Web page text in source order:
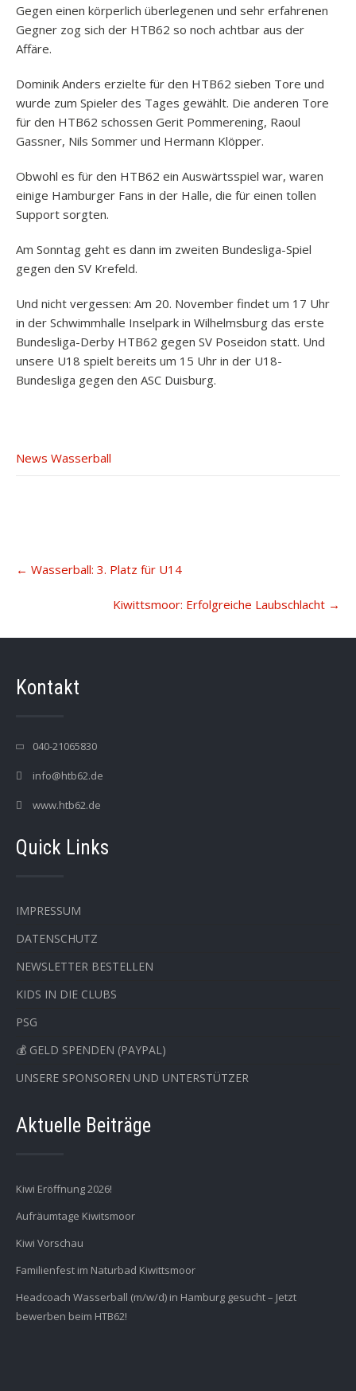
Gegen einen körperlich überlegenen und sehr erfahrenen
Gegner zog sich der HTB62 so noch achtbar aus der
Affäre.
Dominik Anders erzielte für den HTB62 sieben Tore und
wurde zum Spieler des Tages gewählt. Die anderen Tore
für den HTB62 schossen Gerit Pommerening, Raoul
Gassner, Nils Sommer und Hermann Klöpper.
Obwohl es für den HTB62 ein Auswärtsspiel war, waren
einige Hamburger Fans in der Halle, die für einen tollen
Support sorgten.
Am Sonntag geht es dann im zweiten Bundesliga-Spiel
gegen den SV Krefeld.
Und nicht vergessen: Am 20. November findet um 17 Uhr
in der Schwimmhalle Inselpark in Wilhelmsburg das erste
Bundesliga-Derby HTB62 gegen SV Poseidon statt. Und
unsere U18 spielt bereits um 15 Uhr in der U18-
Bundesliga gegen den ASC Duisburg.
News Wasserball
navigation
← Wasserball: 3. Platz für U14
Kiwittsmoor: Erfolgreiche Laubschlacht →
Kontakt
040-21065830
info@htb62.de
www.htb62.de
Quick Links
IMPRESSUM
DATENSCHUTZ
NEWSLETTER BESTELLEN
KIDS IN DIE CLUBS
PSG
💰 GELD SPENDEN (PAYPAL)
UNSERE SPONSOREN UND UNTERSTÜTZER
Aktuelle Beiträge
Kiwi Eröffnung 2026!
Aufräumtage Kiwitsmoor
Kiwi Vorschau
Familienfest im Naturbad Kiwittsmoor
Headcoach Wasserball (m/w/d) in Hamburg gesucht – Jetzt
bewerben beim HTB62!